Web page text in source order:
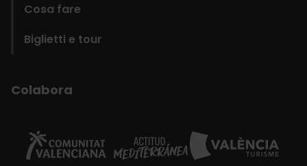
Cosa fare
Biglietti e tour
Colabora